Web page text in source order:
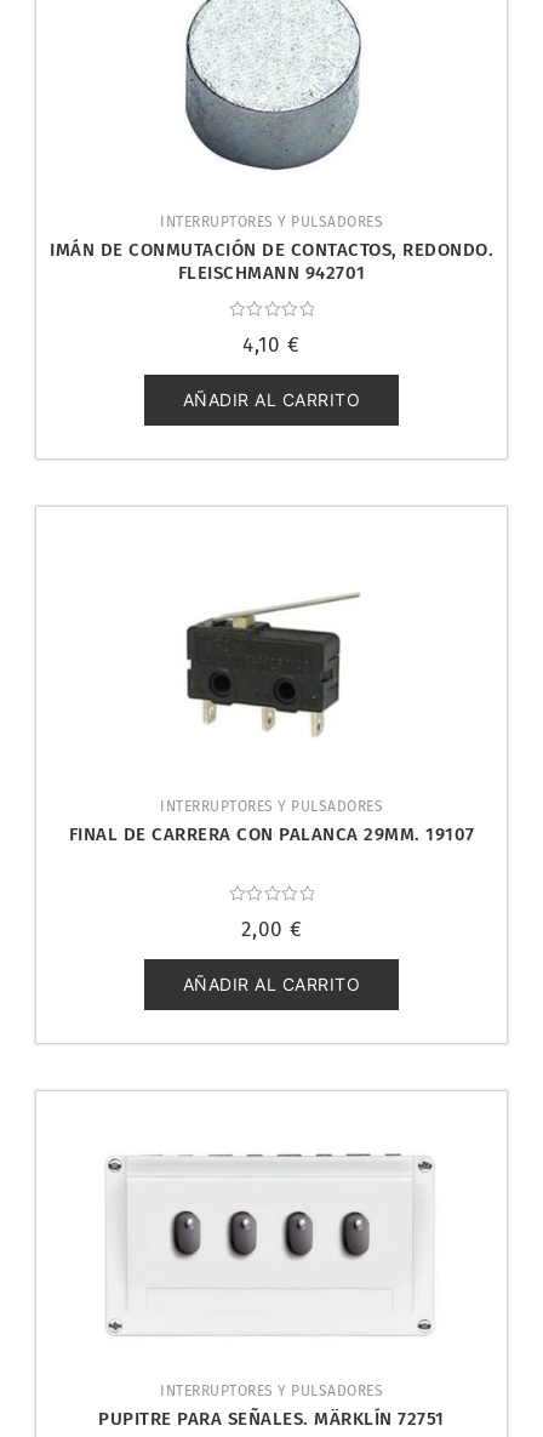
INTERRUPTORES Y PULSADORES
IMÁN DE CONMUTACIÓN DE CONTACTOS, REDONDO.
FLEISCHMANN 942701
con
de
5
4,10 €
AÑADIR AL CARRITO
INTERRUPTORES Y PULSADORES
FINAL DE CARRERA CON PALANCA 29MM. 19107
con
de
5
2,00 €
AÑADIR AL CARRITO
INTERRUPTORES Y PULSADORES
PUPITRE PARA SEÑALES. MÄRKLÍN 72751